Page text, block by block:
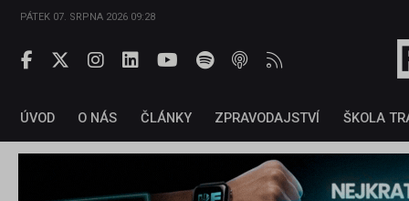
PÁTEK 07. SRPNA 2026 09:28
ÚVOD O NÁS ČLÁNKY ZPRAVODAJSTVÍ ŠKOLA